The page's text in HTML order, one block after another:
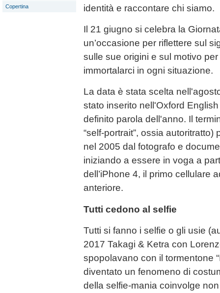
Copertina
identità e raccontare chi siamo.
Il 21 giugno si celebra la
un’occasione per riflettere sul
sulle sue origini e sul motivo
immortalarci in ogni situazione.
La data è stata scelta
stato inserito nell'Oxford
definito parola dell'anno. Il
“self-portrait”, ossia
nel 2005 dal fotografo e
iniziando a essere in voga a
dell’iPhone 4, il primo cellulare
anteriore.
Tutti cedono al selfie
Tutti si fanno i selfie o gli usie
2017 Takagi & Ketra con
spopolavano con il tormentone
diventato un fenomeno di
della selfie-mania coinvolge